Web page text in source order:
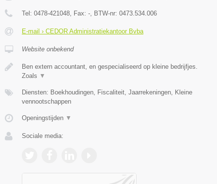
Tel: 0478-421048, Fax: -, BTW-nr: 0473.534.006
E-mail › CEDOR Administratiekantoor Bvba
Website onbekend
Ben extern accountant, en gespecialiseerd op kleine bedrijfjes.
Zoals ▼
Diensten: Boekhoudingen, Fiscaliteit, Jaarrekeningen, Kleine
vennootschappen
Openingstijden ▼
Sociale media: